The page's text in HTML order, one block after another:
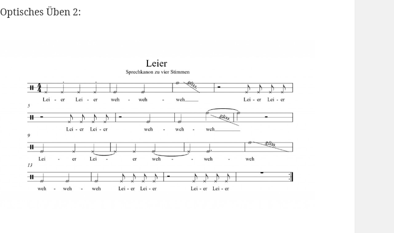
Optisches Üben 2: